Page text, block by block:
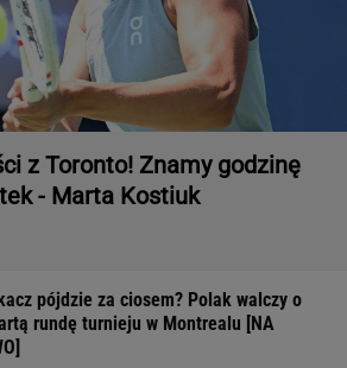
z Toronto! Znamy godzinę
- Marta Kostiuk
pójdzie za ciosem? Polak walczy o
rundę turnieju w Montrealu [NA